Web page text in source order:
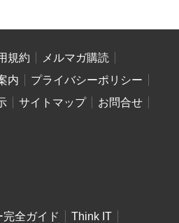
規約
メルマガ購読
内
プライバシーポリシー
サイトマップ
お問合せ
全ガイド
Think IT